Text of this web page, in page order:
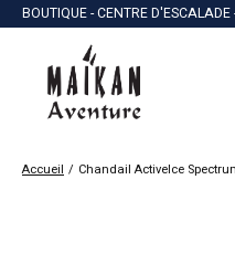
BOUTIQUE - CENTRE
Accueil / Chandail ActiveIce